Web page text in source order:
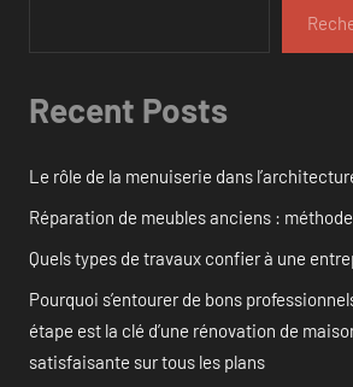
Recent Posts
Le rôle de la menuiserie dans
Réparation de meubles anciens :
Quels types de travaux confier à une
Pourquoi s’entourer de bons
étape est la clé d’une rénovation de
satisfaisante sur tous les plans